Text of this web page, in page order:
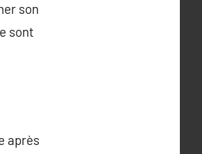
son
sont
après